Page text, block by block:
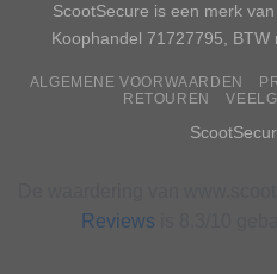
ScootSecure is een merk
Koophandel 71727795,
ALGEMENE VOORWAARDEN
RETOUREN
Reviews